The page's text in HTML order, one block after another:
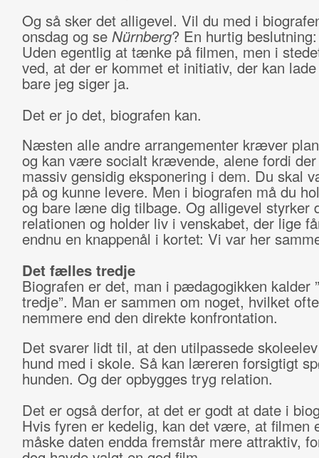
Og så sker det alligevel. Vil du med i
onsdag og se Nürnberg? En hurtig
Uden egentlig at tænke på filmen, men i
ved, at der er kommet et initiativ, der kan
bare jeg siger ja.
Det er jo det, biografen kan.
Næsten alle andre arrangementer kræver
og kan være socialt krævende, alene fordi
massiv gensidig eksponering i dem. Du skal
på og kunne levere. Men i biografen må du
og bare læne dig tilbage. Og alligevel styrker
relationen og holder liv i venskabet, der lige
endnu en knappenål i kortet: Vi var her
Det fælles tredje
Biografen er det, man i pædagogikken kalder
tredje”. Man er sammen om noget, hvilket
nemmere end den direkte konfrontation.
Det svarer lidt til, at den utilpassede
hund med i skole. Så kan læreren forsigtigt
hunden. Og der opbygges tryg relation.
Det er også derfor, at det er godt at date i
Hvis fyren er kedelig, kan det være, at filmen
måske daten endda fremstår mere attraktiv,